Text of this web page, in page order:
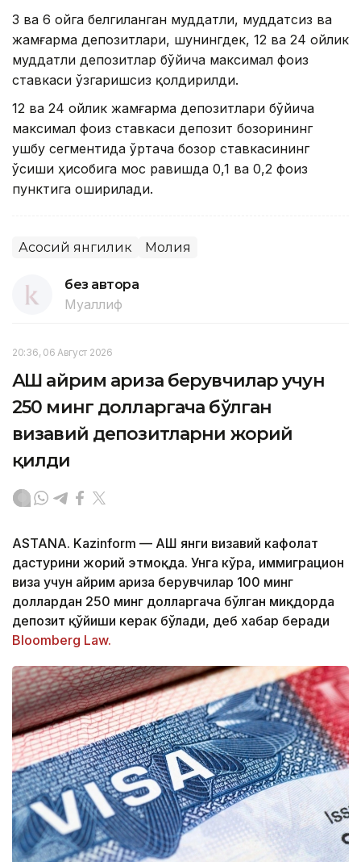
3 ва 6 ойга белгиланган муддатли, муддатсиз ва
жамғарма депозитлари, шунингдек, 12 ва 24 ойлик
муддатли депозитлар бўйича максимал фоиз
ставкаси ўзгаришсиз қолдирилди.
12 ва 24 ойлик жамғарма депозитлари бўйича
максимал фоиз ставкаси депозит бозорининг
ушбу сегментида ўртача бозор ставкасининг
ўсиши ҳисобига мос равишда 0,1 ва 0,2 фоиз
пунктига оширилади.
Асосий янгилик Молия
без автора
Муаллиф
20:36, 06 Август 2026
АҚШ айрим ариза берувчилар учун
250 минг долларгача бўлган
визавий депозитларни жорий
қилди
ASTANA. Kazinform — АҚШ янги визавий кафолат
дастурини жорий этмоқда. Унга кўра, иммиграцион
виза учун айрим ариза берувчилар 100 минг
доллардан 250 минг долларгача бўлган миқдорда
депозит қўйиши керак бўлади, деб хабар беради
Bloomberg Law.